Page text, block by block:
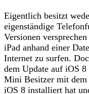
Eigentlich besitzt
eigenständige
Versionen
iPad anhand einer
Internet zu surfen.
dem Update auf iOS
Mini Besitzer mit dem
iOS 8 installiert hat